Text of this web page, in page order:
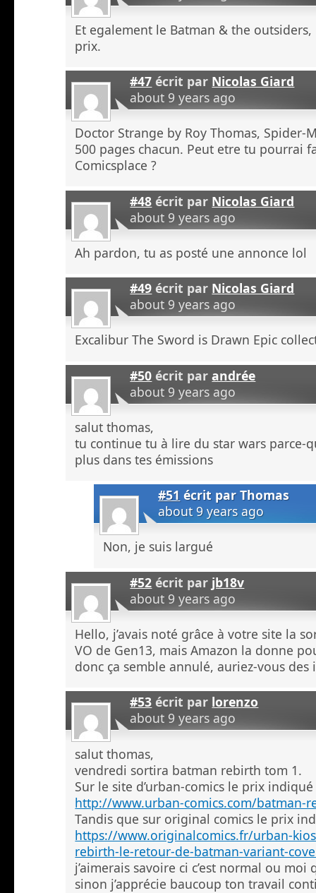
Et egalement le Batman & the
prix.
#47 écrit par Nicolas Giard
about 9 years ago
Doctor Strange by Roy Thomas, Spider-
500 pages chacun. Peut etre tu pourrai
Comicsplace ?
#48 écrit par Nicolas Giard
about 9 years ago
Ah pardon, tu as posté une annonce lol
#49 écrit par Nicolas Giard
about 9 years ago
Excalibur The Sword is Drawn Epic
#50 écrit parandrée
about 9 years ago
salut thomas,
tu continue tu à lire du star wars parce-
plus dans tes émissions
#51 écrit parThomas
about 9 years ago
Non, je suis largué
#52 écrit par jb18v
about 9 years ago
Hello, j’avais noté grâce à votre site la
VO de Gen13, mais Amazon la donne
donc ça semble annulé, auriez-vous des
#53 écrit par lorenzo
about 9 years ago
salut thomas,
vendredi sortira batman rebirth tom 1.
Sur le site d’urban-comics le prix
http://www.urban-comics.com/batman-
Tandis que sur original comics le prix
https://www.originalcomics.fr/urban-
rebirth-le-retour-de-batman-variant-
j’aimerais savoire ci c’est normal ou moi
sinon j’apprécie baucoup ton travail